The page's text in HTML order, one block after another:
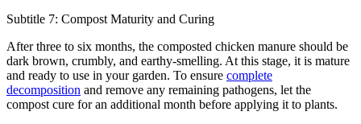
Subtitle 7: Compost Maturity and Curing
After three to six months, the composted chicken manure should be
dark brown, crumbly, and earthy-smelling. At this stage, it is mature
and ready to use in your garden. To ensure complete
decomposition and remove any remaining pathogens, let the
compost cure for an additional month before applying it to plants.